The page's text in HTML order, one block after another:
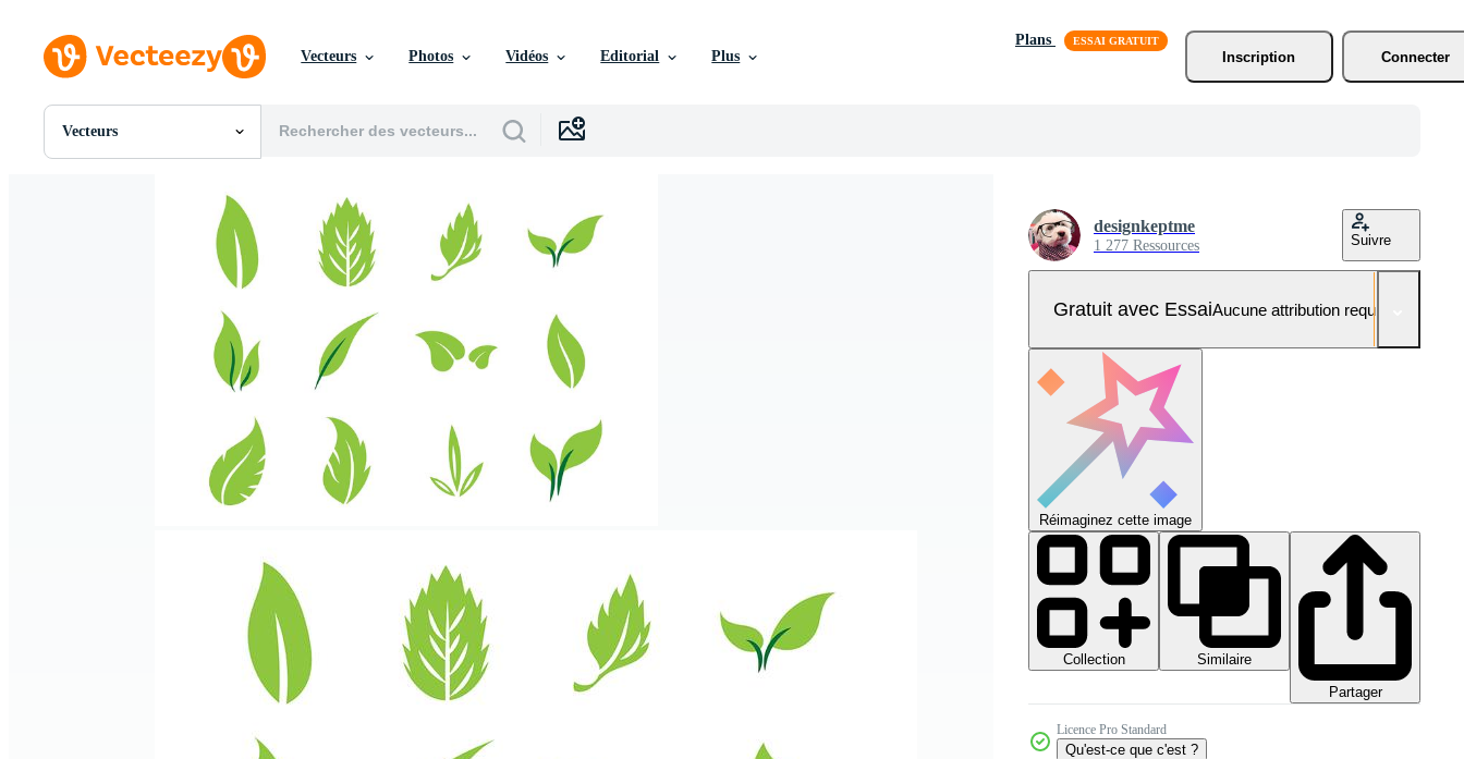
Vecteurs Photos Vidéos Editorial Plus
Plans
Inscription
Connecter
Vecteurs
Toutes Images
Événements Éditoriaux
designkeptme
1 277 Ressources Suivre
Gratuit avec EssaiAucune attribution requise
Réimaginez cette image
Collection
Similaire
Partager
Licence Pro Standard
Qu'est-ce que c'est ?